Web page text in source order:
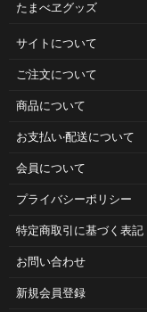
たまべヱグッズ
サイトについて
ご注⽂について
商品について
お⽀払い‧配送について
会員について
プライバシーポリシー
特定商取引に基づく表記
お問い合わせ
新規会員登録